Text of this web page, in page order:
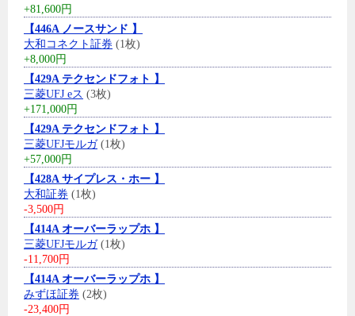
+81,600円
【446A ノースサンド 】
大和コネクト証券 (1枚)
+8,000円
【429A テクセンドフォト 】
三菱UFJ eス (3枚)
+171,000円
【429A テクセンドフォト 】
三菱UFJモルガ(1枚)
+57,000円
【428A サイプレス・ホー 】
大和証券 (1枚)
-3,500円
【414A オーバーラップホ 】
三菱UFJモルガ(1枚)
-11,700円
【414A オーバーラップホ 】
みずほ証券 (2枚)
-23,400円